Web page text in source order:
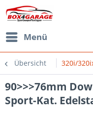
Menü
Übersicht 320i/
90>>>76mm
Sport-Kat.